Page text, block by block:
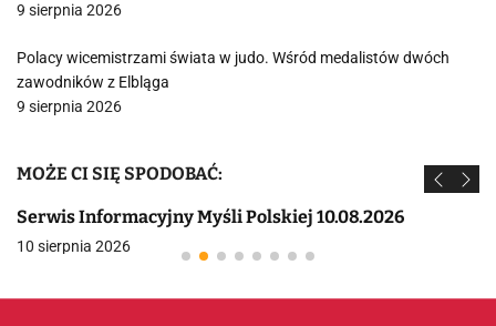
9 sierpnia 2026
Polacy wicemistrzami świata w judo. Wśród medalistów dwóch
zawodników z Elbląga
9 sierpnia 2026
MOŻE CI SIĘ SPODOBAĆ:
Serwis Informacyjny Myśli Polskiej 10.08.2026
10 sierpnia 2026